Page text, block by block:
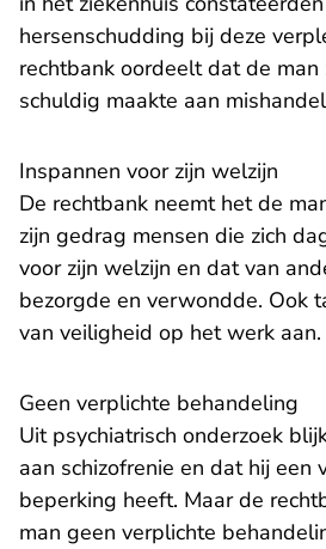
hersenschudding bij deze
rechtbank oordeelt dat de man
schuldig maakte aan
Inspannen voor zijn welzijn
De rechtbank neemt het de
zijn gedrag mensen die zich
voor zijn welzijn en dat van
bezorgde en verwondde. Ook
van veiligheid op het werk aan.
Geen verplichte behandeling
Uit psychiatrisch onderzoek
aan schizofrenie en dat hij een
beperking heeft. Maar de
man geen verplichte